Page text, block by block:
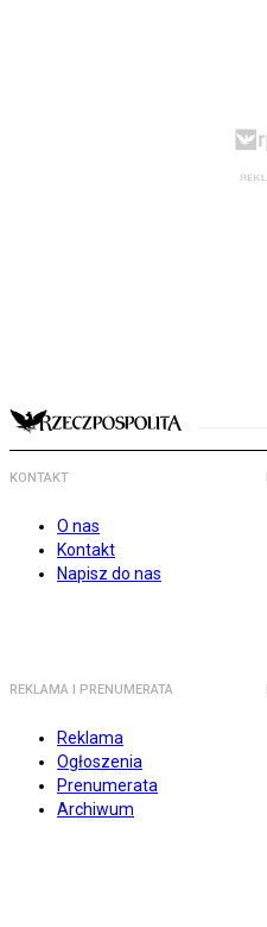
KONTAKT
O nas
Kontakt
Napisz do nas
REKLAMA I PRENUMERATA
Reklama
Ogłoszenia
Prenumerata
Archiwum